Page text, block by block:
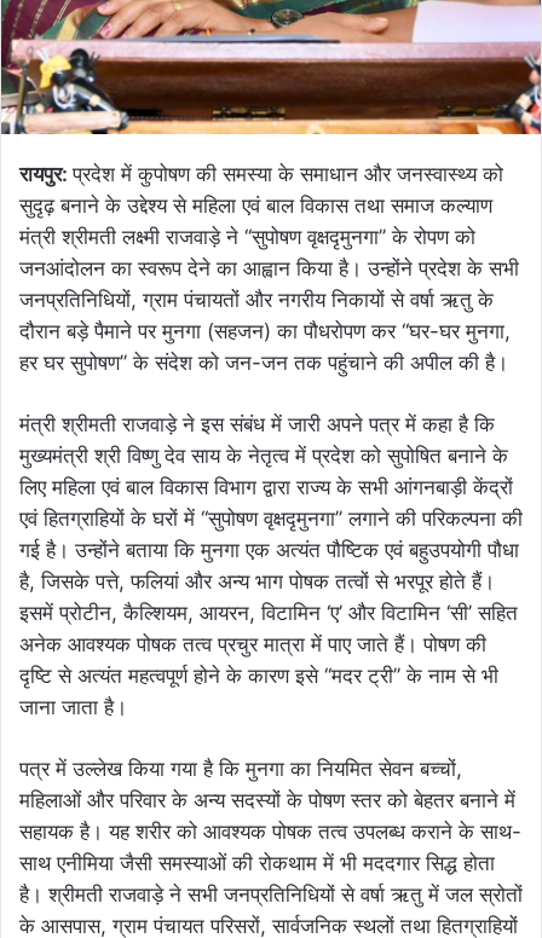
रायपुर:प्रदेश में कुपोषण की समस्या के समाधान और जनस्वास्थ्य को
सुदृढ़ बनाने के उद्देश्य से महिला एवं बाल विकास तथा समाज कल्याण
मंत्री श्रीमती लक्ष्मी राजवाड़े ने ‘‘सुपोषण वृक्षदृमुनगा’’ के रोपण को
जनआंदोलन का स्वरूप देने का आह्वान किया है। उन्होंने प्रदेश के सभी
जनप्रतिनिधियों, ग्राम पंचायतों और नगरीय निकायों से वर्षा ऋतु के
दौरान बड़े पैमाने पर मुनगा (सहजन) का पौधरोपण कर ‘‘घर-घर मुनगा,
हर घर सुपोषण’’ के संदेश को जन-जन तक पहुंचाने की अपील की है।
मंत्री श्रीमती राजवाड़े ने इस संबंध में जारी अपने पत्र में कहा है कि
मुख्यमंत्री श्री विष्णु देव साय के नेतृत्व में प्रदेश को सुपोषित बनाने के
लिए महिला एवं बाल विकास विभाग द्वारा राज्य के सभी आंगनबाड़ी केंद्रों
एवं हितग्राहियों के घरों में ‘‘सुपोषण वृक्षदृमुनगा’’ लगाने की परिकल्पना की
गई है। उन्होंने बताया कि मुनगा एक अत्यंत पौष्टिक एवं बहुउपयोगी पौधा
है, जिसके पत्ते, फलियां और अन्य भाग पोषक तत्वों से भरपूर होते हैं।
इसमें प्रोटीन, कैल्शियम, आयरन, विटामिन ‘ए’ और विटामिन ‘सी’ सहित
अनेक आवश्यक पोषक तत्व प्रचुर मात्रा में पाए जाते हैं। पोषण की
दृष्टि से अत्यंत महत्वपूर्ण होने के कारण इसे ‘‘मदर ट्री’’ के नाम से भी
जाना जाता है।
पत्र में उल्लेख किया गया है कि मुनगा का नियमित सेवन बच्चों,
महिलाओं और परिवार के अन्य सदस्यों के पोषण स्तर को बेहतर बनाने में
सहायक है। यह शरीर को आवश्यक पोषक तत्व उपलब्ध कराने के साथ-
साथ एनीमिया जैसी समस्याओं की रोकथाम में भी मददगार सिद्ध होता
है। श्रीमती राजवाड़े ने सभी जनप्रतिनिधियों से वर्षा ऋतु में जल स्रोतों
के आसपास, ग्राम पंचायत परिसरों, सार्वजनिक स्थलों तथा हितग्राहियों